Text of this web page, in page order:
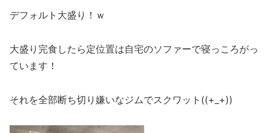
デフォルト大盛り！ｗ
大盛り完食したら定位置は自宅のソファーで寝っころがっ
ています！
それを全部断ち切り嫌いなジムでスクワット((+_+))